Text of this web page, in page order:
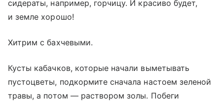
сидераты, например, горчицу. И красиво будет,
и земле хорошо!
Хитрим с бахчевыми.
Кусты кабачков, которые начали выметывать
пустоцветы, подкормите сначала настоем зеленой
травы, а потом — раствором золы. Побеги